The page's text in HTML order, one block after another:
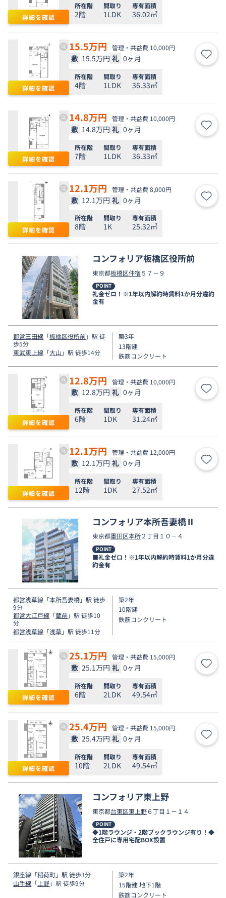
詳細を確認
所在階
2階
間取り
1LDK
専有面積
36.02㎡
詳細を確認
15.5万円 管理・共益費 10,000円
敷 15.5万円 礼 0ヶ月 お気
所在階
4階
間取り
1LDK
専有面積
36.33㎡
詳細を確認
14.8万円 管理・共益費 10,000円
敷 14.8万円 礼 0ヶ月 お気
所在階
7階
間取り
1LDK
専有面積
36.33㎡
詳細を確認
12.1万円 管理・共益費 8,000円
敷 12.1万円 礼 0ヶ月 お気
所在階
8階
間取り
1K
専有面積
25.32㎡
コンフォリア板橋区役所前
東京都板橋区仲宿５７－９
POINT
礼金ゼロ！※1年以内解約時賃料1か月分違約
金有
都営三田線 「板橋区役所前」駅 徒
歩5分
東武東上線 「大山 」駅 徒歩14分
築3年
13階建
鉄筋コンクリート
詳細を確認
12.8万円 管理・共益費 10,000円
敷 12.8万円 礼 0ヶ月 お気
所在階
6階
間取り
1DK
専有面積
31.24㎡
詳細を確認
12.1万円 管理・共益費 12,000円
敷 12.1万円 礼 0ヶ月 お気
所在階
12階
間取り
1DK
専有面積
27.52㎡
コンフォリア本所吾妻橋Ⅱ
東京都墨田区本所２丁目１０－４
POINT
■礼金ゼロ！※1年以内解約時賃料1か月分違
約金有
都営浅草線 「本所吾妻橋」駅 徒歩
9分
都営大江戸線 「蔵前」駅 徒歩10
分
都営浅草線 「浅草」駅 徒歩11分
築2年
10階建
鉄筋コンクリート
詳細を確認
25.1万円 管理・共益費 15,000円
敷 25.1万円 礼 0ヶ月 お気
所在階
6階
間取り
2LDK
専有面積
49.54㎡
詳細を確認
25.4万円 管理・共益費 15,000円
敷 25.4万円 礼 0ヶ月 お気
所在階
10階
間取り
2LDK
専有面積
49.54㎡
コンフォリア東上野
東京都台東区東上野６丁目１－１４
POINT
◆1階ラウンジ・2階ブックラウンジ有り！◆
全住戸に専用宅配BOX設置
銀座線 「稲荷町」駅 徒歩3分
山手線 「 上野」駅 徒歩9分
築2年
15階建 地下1階
鉄筋コンクリート